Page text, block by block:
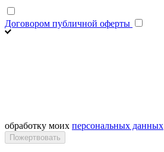
Договором публичной оферты
обработку моих персональных данных